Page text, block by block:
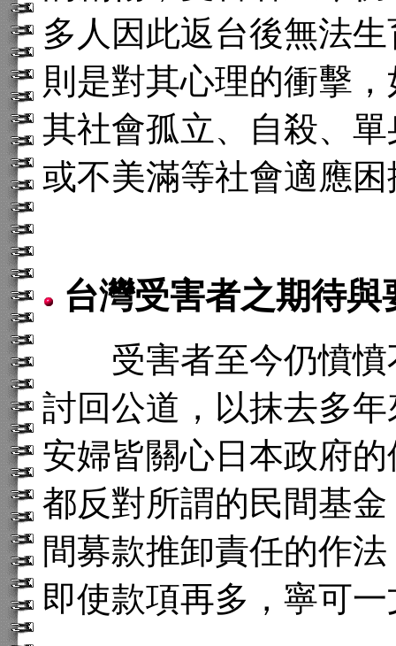
多人因此返台後無法
則是對其心理的衝擊
其社會孤立、自殺、
或不美滿等社會適應困
台灣受害者之期待與
受害者至今仍憤憤
討回公道，以抹去多
安婦皆關心日本政府
都反對所謂的民間基
間募款推卸責任的作
即使款項再多，寧可